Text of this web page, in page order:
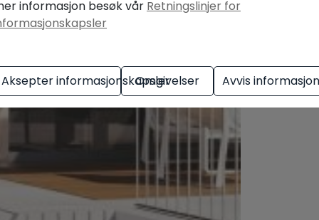
informasjon besøk vår Retningslinjer for
Aksepter informasjonskapsler
Omgivelser Avvis